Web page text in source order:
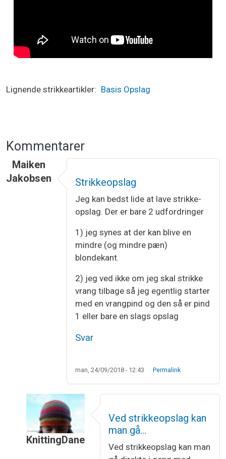
Lignende strikkeartikler Basis Opslag
Kommentarer
Maiken
Jakobsen
Strikkeopslag
Jeg kan bedst lide at lave strikke-
opslag. Der er bare 2 udfordringer
1) jeg synes at der kan blive en
mindre (og mindre pæn)
blondekant.
2) jeg ved ikke om jeg skal strikke
vrang tilbage så jeg egentlig starter
med en vrangpind og den så er pind
1 eller bare en slags opslag
Svar
man, 24/09/2018 - 12:43 Permalink
KnittingDane
StrikkeopslagafMaiken Jakobsen
Ved strikkeopslag kan
man gå…
Ved strikkeopslag kan man